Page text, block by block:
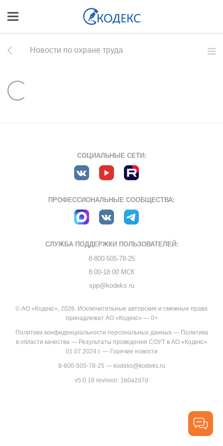
Новости по охране труда
СОЦИАЛЬНЫЕ СЕТИ:
ПРОФЕССИОНАЛЬНЫЕ СООБЩЕСТВА:
СЛУЖБА ПОДДЕРЖКИ ПОЛЬЗОВАТЕЛЕЙ:
8-800-505-78-25
8:00-18:00 МСК
spp@kodeks.ru
© АО «Кодекс», 2026. Исключительные авторские и смежные права
принадлежат АО «Кодекс» — 0+
Политика конфиденциальности персональных данных— Политика
в области качества— Результаты проведения СОУТ в АО «Кодекс»
01.07.2024 г.— Горячие новости
8-800-505-78-25 — kodeks@kodeks.ru
v5.0.18 revision: 1b0a2d7d